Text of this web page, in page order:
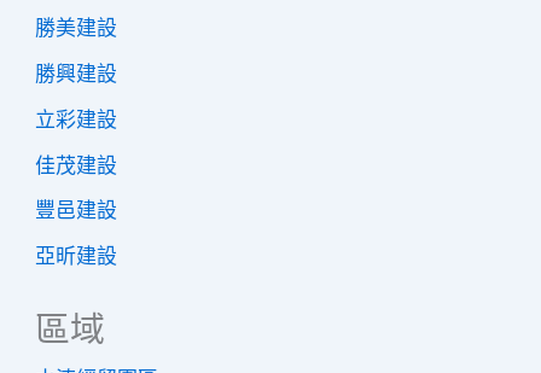
勝美建設
勝興建設
立彩建設
佳茂建設
豐邑建設
亞昕建設
區域